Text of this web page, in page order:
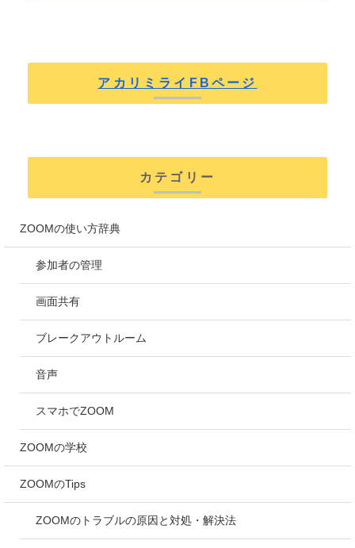
アカリミライFBページ
カテゴリー
ZOOMの使い方辞典
参加者の管理
画面共有
ブレークアウトルーム
音声
スマホでZOOM
ZOOMの学校
ZOOMのTips
ZOOMのトラブルの原因と対処・解決法